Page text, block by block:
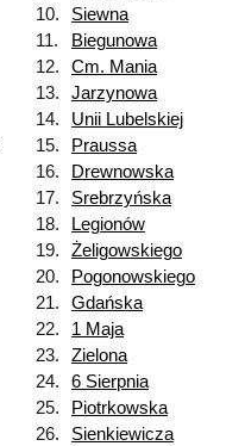
10. Siewna
11. Biegunowa
12. Cm. Mania
13. Jarzynowa
14. Unii Lubelskiej
15. Praussa
16. Drewnowska
17. Srebrzyńska
18. Legionów
19. Żeligowskiego
20. Pogonowskiego
21. Gdańska
22. 1 Maja
23. Zielona
24. 6 Sierpnia
25. Piotrkowska
26. Sienkiewicza